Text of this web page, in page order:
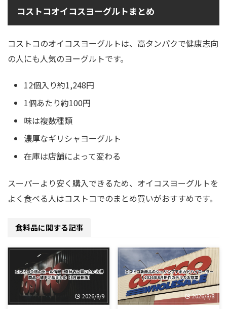
コストコオイコスヨーグルトまとめ
コストコのオイコスヨーグルトは、高タンパクで健康志向
の人にも人気のヨーグルトです。
12個入り約1,248円
1個あたり約100円
味は複数種類
濃厚なギリシャヨーグルト
在庫は店舗によって変わる
スーパーより安く購入できるため、オイコスヨーグルトを
よく食べる人はコストコでのまとめ買いがおすすめです。
食料品に関する記事
2026/8/9 2026/8/8